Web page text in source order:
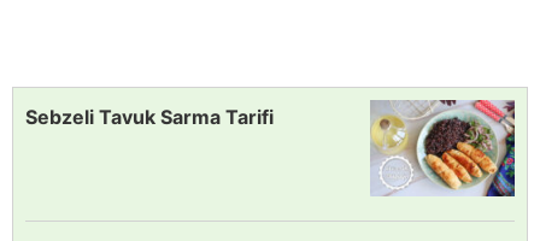
Sebzeli Tavuk Sarma Tarifi